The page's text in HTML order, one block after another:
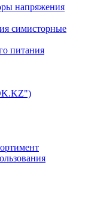
напряжения
симисторные
питания